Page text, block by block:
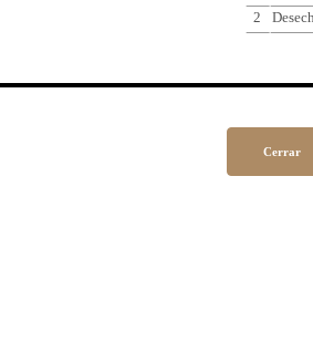
2
Cerrar